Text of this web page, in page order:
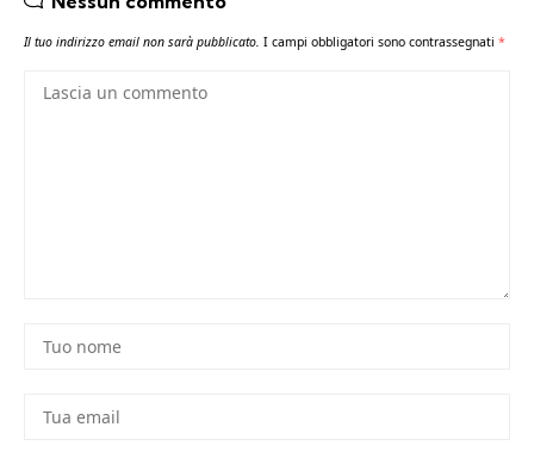
Il tuo indirizzo email non sarà pubblicato. I campi obbligatori sono contrassegnati *